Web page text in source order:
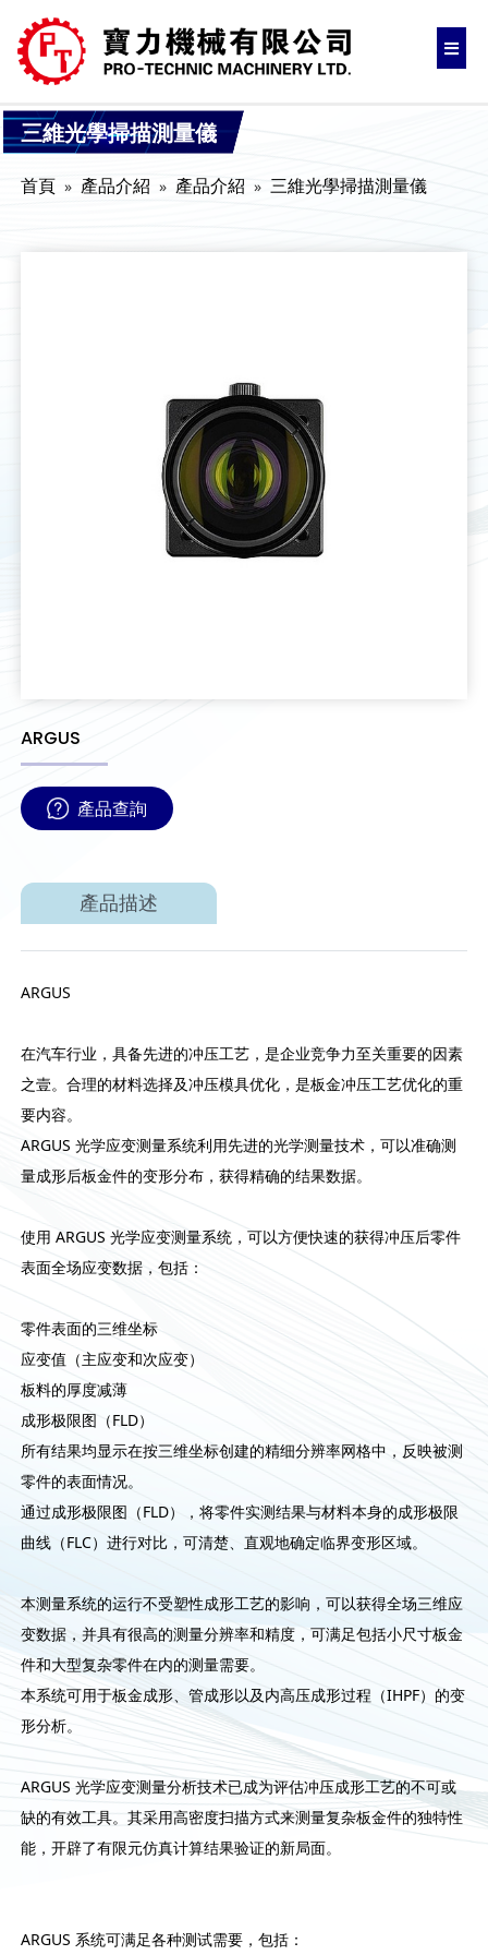
三維光學掃描測量儀
首頁 產品介紹 產品介紹 三維光學掃描測量儀
ARGUS
產品查詢
產品描述
ARGUS
在汽车行业，具备先进的冲压工艺，是企业竞争力至关重要的因素
之壹。合理的材料选择及冲压模具优化，是板金冲压工艺优化的重
要内容。
ARGUS 光学应变测量系统利用先进的光学测量技术，可以准确测
量成形后板金件的变形分布，获得精确的结果数据。
使用 ARGUS 光学应变测量系统，可以方便快速的获得冲压后零件
表面全场应变数据，包括：
零件表面的三维坐标
应变值（主应变和次应变）
板料的厚度减薄
成形极限图（FLD）
所有结果均显示在按三维坐标创建的精细分辨率网格中，反映被测
零件的表面情况。
通过成形极限图（FLD），将零件实测结果与材料本身的成形极限
曲线（FLC）进行对比，可清楚、直观地确定临界变形区域。
本测量系统的运行不受塑性成形工艺的影响，可以获得全场三维应
变数据，并具有很高的测量分辨率和精度，可满足包括小尺寸板金
件和大型复杂零件在内的测量需要。
本系统可用于板金成形、管成形以及内高压成形过程（IHPF）的变
形分析。
ARGUS 光学应变测量分析技术已成为评估冲压成形工艺的不可或
缺的有效工具。其采用高密度扫描方式来测量复杂板金件的独特性
能，开辟了有限元仿真计算结果验证的新局面。
ARGUS 系统可满足各种测试需要，包括：